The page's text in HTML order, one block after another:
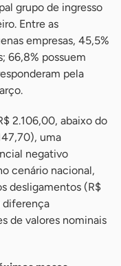
grupo de ingresso
Entre as
empresas, 45,5%
66,8% possuem
pela
2.106,00, abaixo do
uma
negativo
cenário nacional,
desligamentos (R$
diferença
de valores nominais